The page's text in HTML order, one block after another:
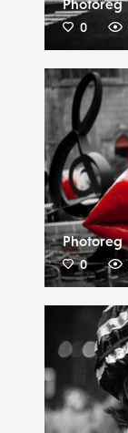
Photoreg
0
Photoreg
0